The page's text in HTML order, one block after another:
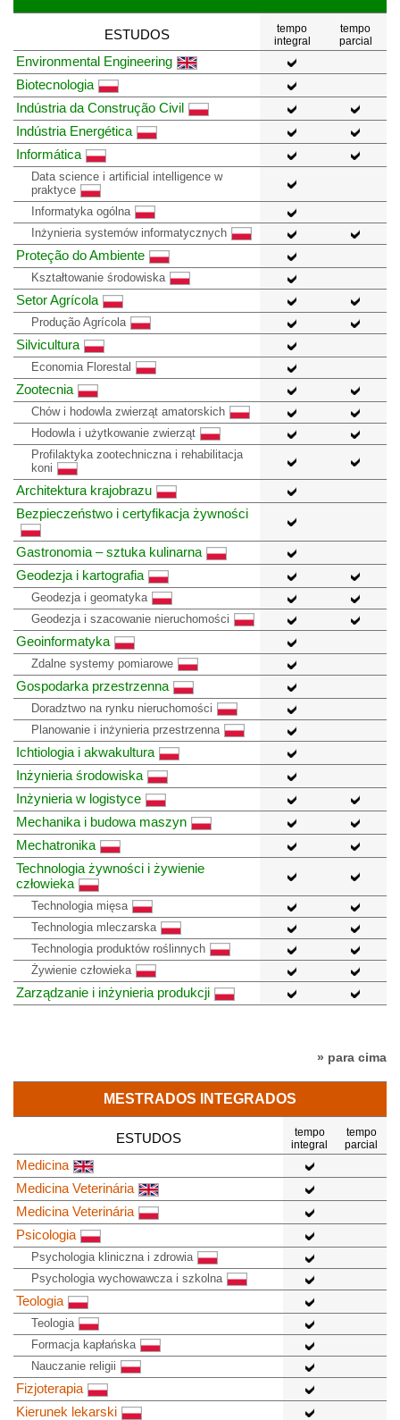
ESTUDOS
tempo
integral
tempo
parcial
Environmental Engineering
Biotecnologia
Indústria da Construção Civil
Indústria Energética
Informática
Data science i artificial intelligence w
praktyce
Informatyka ogólna
Inżynieria systemów informatycznych
Proteção do Ambiente
Kształtowanie środowiska
Setor Agrícola
Produção Agrícola
Silvicultura
Economia Florestal
Zootecnia
Chów i hodowla zwierząt amatorskich
Hodowla i użytkowanie zwierząt
Profilaktyka zootechniczna i rehabilitacja
koni
Architektura krajobrazu
Bezpieczeństwo i certyfikacja żywności
Gastronomia – sztuka kulinarna
Geodezja i kartografia
Geodezja i geomatyka
Geodezja i szacowanie nieruchomości
Geoinformatyka
Zdalne systemy pomiarowe
Gospodarka przestrzenna
Doradztwo na rynku nieruchomości
Planowanie i inżynieria przestrzenna
Ichtiologia i akwakultura
Inżynieria środowiska
Inżynieria w logistyce
Mechanika i budowa maszyn
Mechatronika
Technologia żywności i żywienie
człowieka
Technologia mięsa
Technologia mleczarska
Technologia produktów roślinnych
Żywienie człowieka
Zarządzanie i inżynieria produkcji
» para cima
MESTRADOS INTEGRADOS
ESTUDOS
tempo
integral
tempo
parcial
Medicina
Medicina Veterinária
Medicina Veterinária
Psicologia
Psychologia kliniczna i zdrowia
Psychologia wychowawcza i szkolna
Teologia
Teologia
Formacja kapłańska
Nauczanie religii
Fizjoterapia
Kierunek lekarski